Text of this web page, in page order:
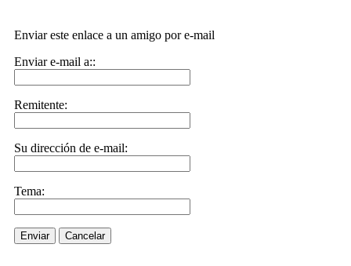
Enviar este enlace a un amigo por e-mail
Enviar e-mail a::
Remitente:
Su dirección de e-mail:
Tema:
Enviar Cancelar